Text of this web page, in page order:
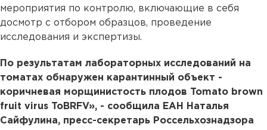
мероприятия по контролю, включающие в себя
досмотр с отбором образцов, проведение
исследования и экспертизы.
По результатам лабораторных исследований на
томатах обнаружен карантинный объект -
коричневая морщинистость плодов Tomato brown
fruit virus ToBRFV», - сообщила ЕАН Наталья
Сайфулина, пресс-секретарь Россельхознадзора